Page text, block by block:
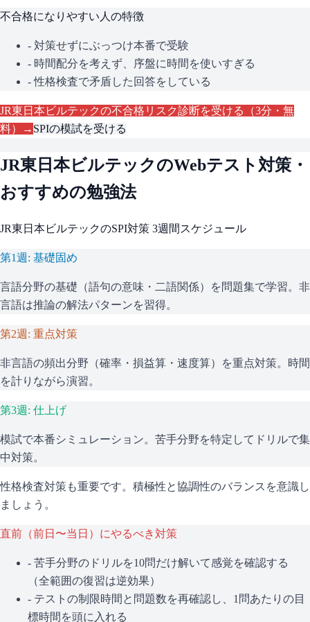
不合格になりやすい人の特徴
- 対策せずにぶっつけ本番で受験
- 時間配分を考えず、序盤に時間を使いすぎる
- 性格検査で矛盾した回答をしている
JR東日本ビルテックの不合格リスク診断を受ける（3分・無
料）→ SPIの模試を受ける
JR東日本ビルテックのWebテスト対策・
おすすめの勉強法
JR東日本ビルテックのSPI対策 3週間スケジュール
第1週: 基礎固め
言語分野の基礎（語句の意味・二語関係）を問題集で学習。非
言語は推論の解法パターンを習得。
第2週: 重点対策
非言語の頻出分野（確率・損益算・速度算）を重点対策。時間
を計りながら演習。
第3週: 仕上げ
模試で本番シミュレーション。苦手分野を特定してドリルで集
中対策。
性格検査対策も重要です。積極性と協調性のバランスを意識し
ましょう。
直前（前日〜当日）にやるべき対策
- 苦手分野のドリルを10問だけ解いて感覚を確認する
（全範囲の復習は逆効果）
- テストの制限時間と問題数を再確認し、1問あたりの目
標時間を頭に入れる